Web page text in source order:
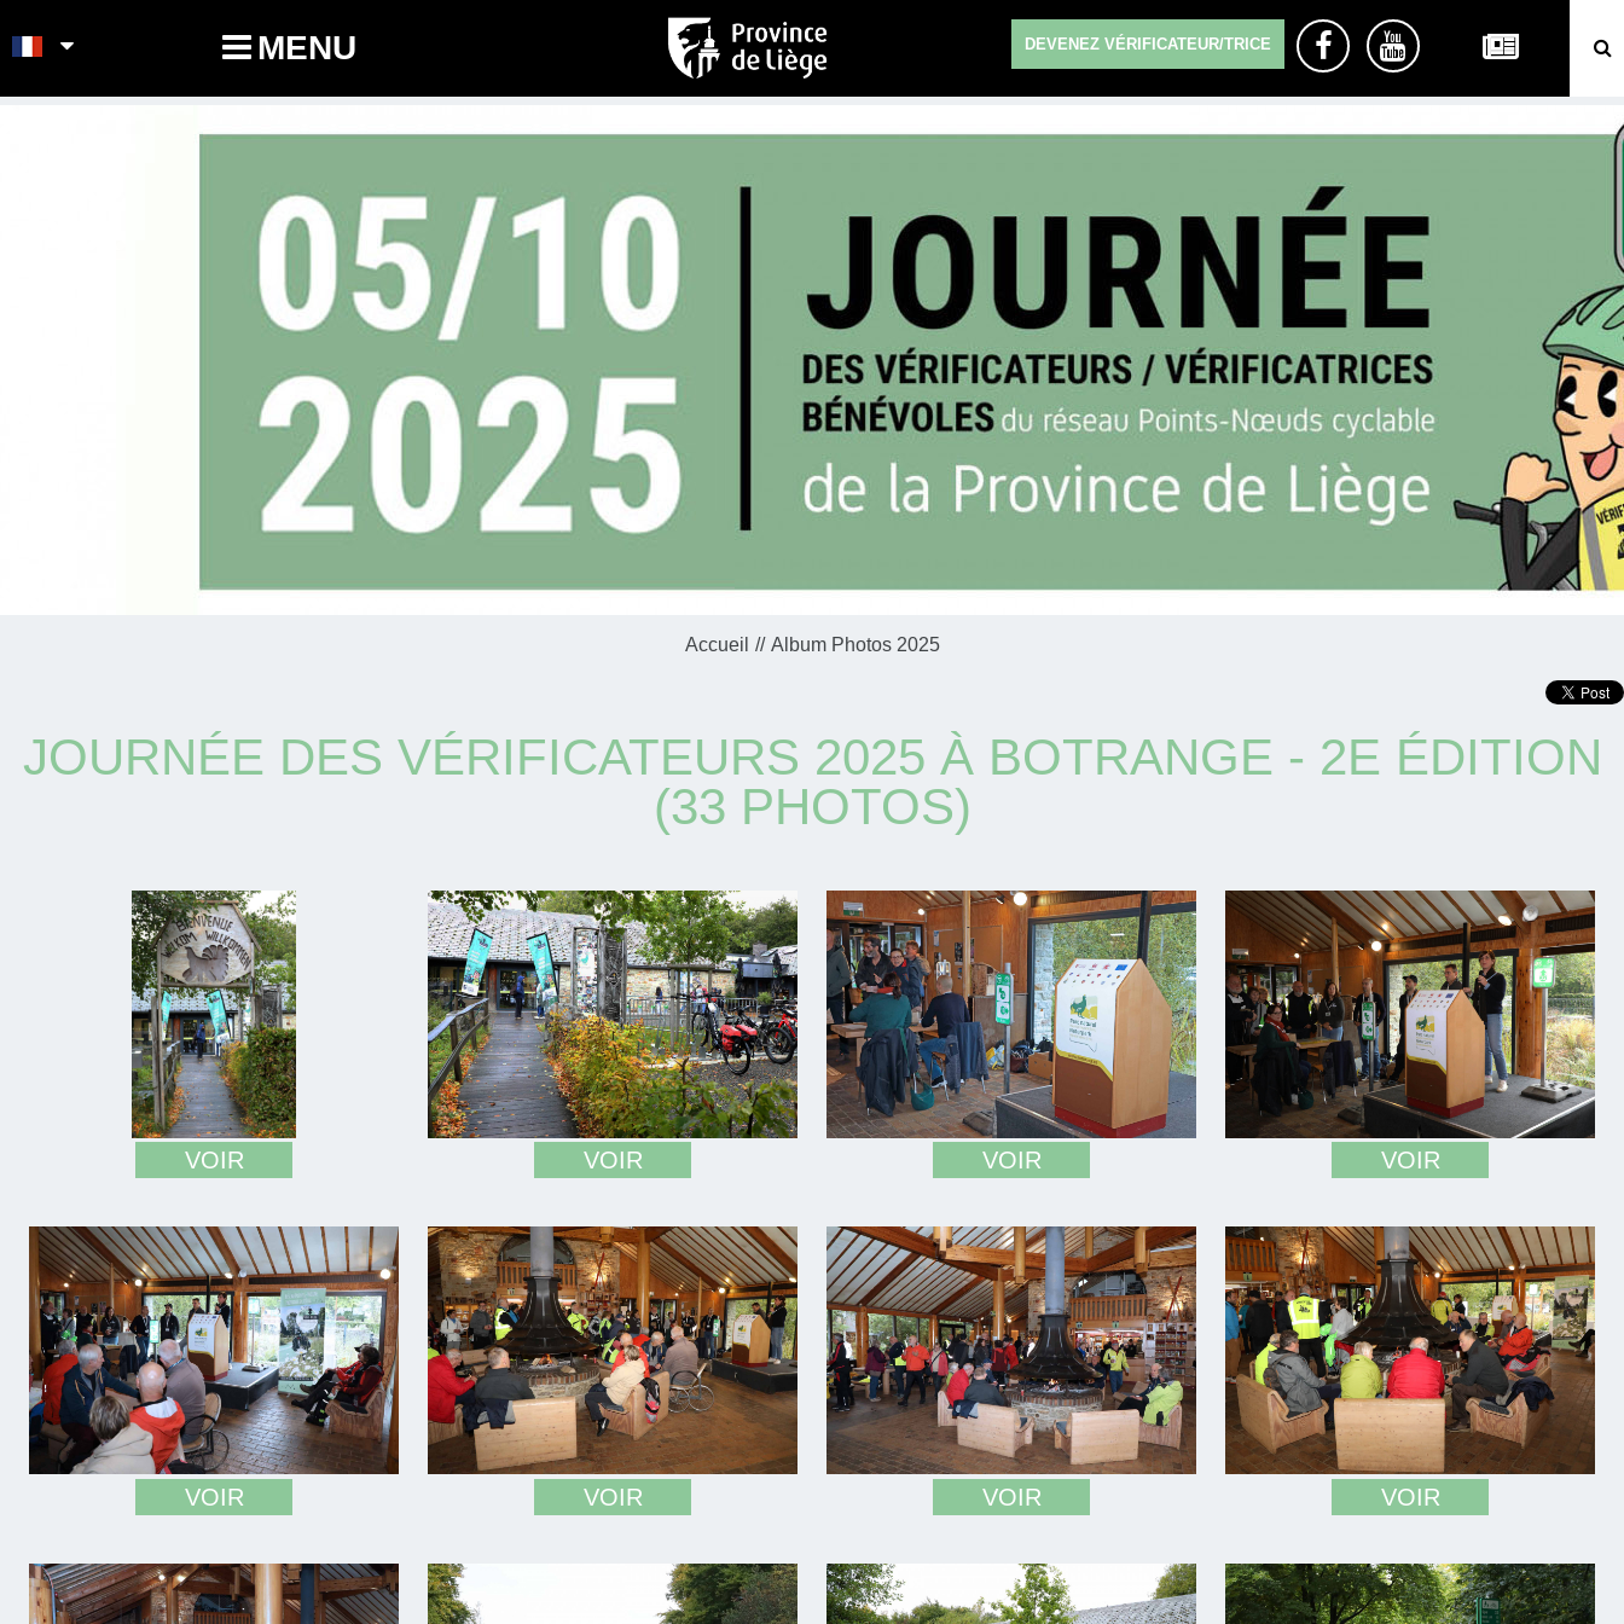
MENU DEVENEZ VÉRIFICATEUR/TRICE
Accueil Album Photos 2025
JOURNÉE DES VÉRIFICATEURS 2025 À BOTRANGE - 2E ÉDITION
(33 PHOTOS)
VOIR VOIR VOIR VOIR
VOIR VOIR VOIR VOIR